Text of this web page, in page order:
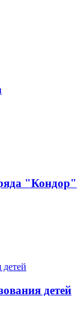
"Кондор"
детей